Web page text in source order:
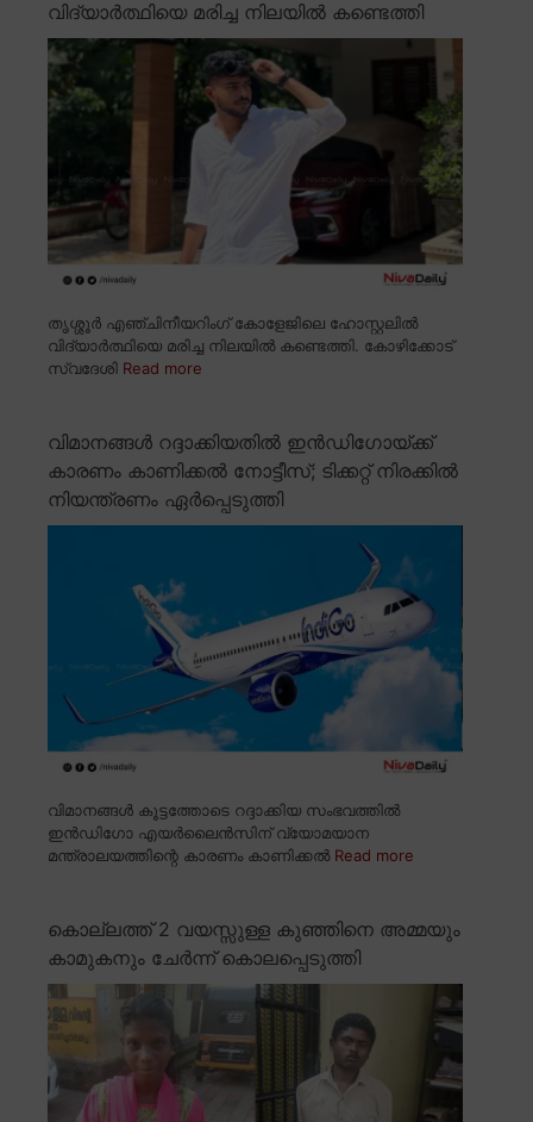
വിദ്യാർത്ഥിയെ മരിച്ച നിലയിൽ കണ്ടെത്തി
തൃശ്ശൂർ എഞ്ചിനീയറിംഗ് കോളേജിലെ ഹോസ്റ്റലിൽ
വിദ്യാർത്ഥിയെ മരിച്ച നിലയിൽ കണ്ടെത്തി. കോഴിക്കോട്
സ്വദേശി Read more
വിമാനങ്ങൾ റദ്ദാക്കിയതിൽ ഇൻഡിഗോയ്ക്ക്
കാരണം കാണിക്കൽ നോട്ടീസ്; ടിക്കറ്റ് നിരക്കിൽ
നിയന്ത്രണം ഏർപ്പെടുത്തി
വിമാനങ്ങൾ കൂട്ടത്തോടെ റദ്ദാക്കിയ സംഭവത്തിൽ
ഇൻഡിഗോ എയർലൈൻസിന് വ്യോമയാന
മന്ത്രാലയത്തിന്റെ കാരണം കാണിക്കൽ Read more
കൊല്ലത്ത് 2 വയസ്സുള്ള കുഞ്ഞിനെ അമ്മയും
കാമുകനും ചേർന്ന് കൊലപ്പെടുത്തി